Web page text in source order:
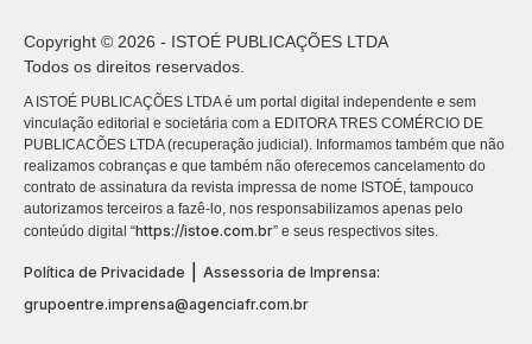
Copyright © 2026 - ISTOÉ PUBLICAÇÕES LTDA
Todos os direitos reservados.
A ISTOÉ PUBLICAÇÕES LTDA é um portal digital independente e sem
vinculação editorial e societária com a EDITORA TRES COMÉRCIO DE
PUBLICACÕES LTDA (recuperação judicial). Informamos também que não
realizamos cobranças e que também não oferecemos cancelamento do
contrato de assinatura da revista impressa de nome ISTOÉ, tampouco
autorizamos terceiros a fazê-lo, nos responsabilizamos apenas pelo
conteúdo digital “https://istoe.com.br” e seus respectivos sites.
Política de Privacidade
Assessoria de Imprensa:
grupoentre.imprensa@agenciafr.com.br